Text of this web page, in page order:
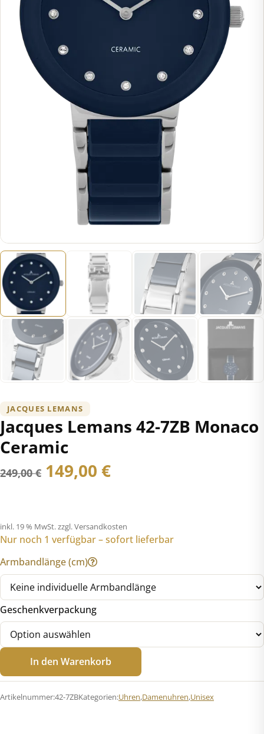
JACQUES LEMANS
Jacques Lemans 42-7ZB Monaco
Ceramic
249,00€ Ursprünglicher
war:
249,00 €
149,00 €Aktueller
ist:
149,00 €.
inkl. 19 % MwSt. zzgl. Versandkosten
Nur noch 1 verfügbar – sofort lieferbar
Armbandlänge (cm)
Geschenkverpackung
Jacques
Lemans
42-
7ZB
In den Warenkorb
Artikelnummer:42-7ZBKategorien:Uhren,Damenuhren,Unisex